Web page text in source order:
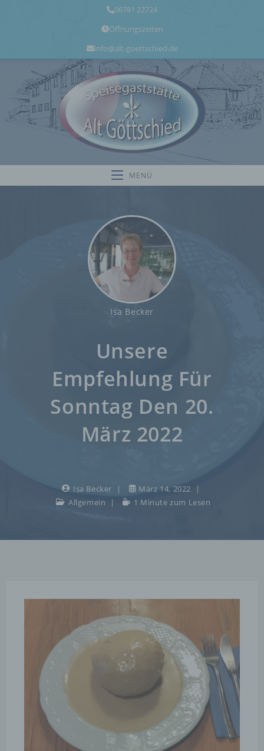
06781 22724
Öffnungszeiten
info@alt-goettschied.de
MENÜ
Isa Becker
Unsere
Empfehlung Für
Sonntag Den 20.
März 2022
Isa Becker
März 14, 2022
Allgemein
1 Minute zum Lesen